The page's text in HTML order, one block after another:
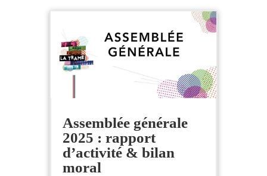
Assemblée générale
2025 : rapport
d’activité & bilan
moral